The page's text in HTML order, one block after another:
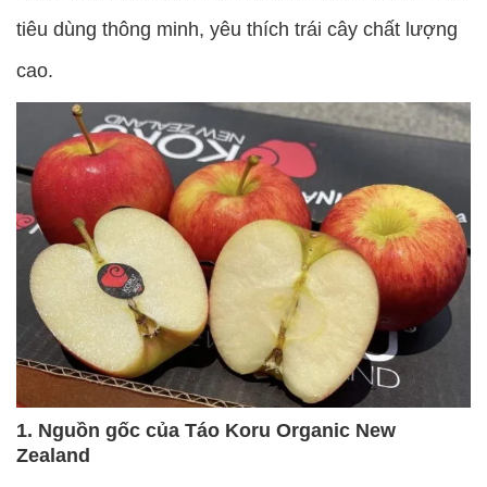
tiêu dùng thông minh, yêu thích trái cây chất lượng
cao.
1. Nguồn gốc của Táo Koru Organic New
Zealand